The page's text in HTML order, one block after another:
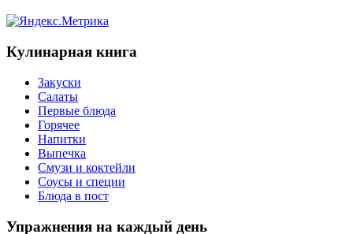
Кулинарная книга
Закуски
Салаты
Первые блюда
Горячее
Напитки
Выпечка
Смузи и коктейли
Соусы и специи
Блюда в пост
Упражнения на каждый день